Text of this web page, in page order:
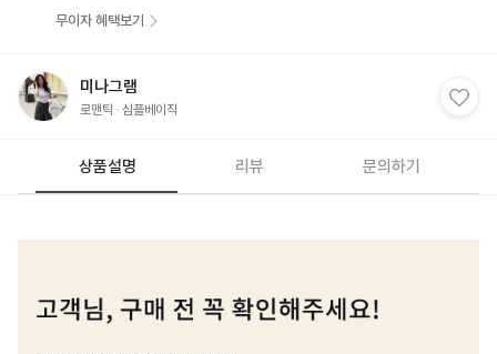
무이자 혜택보기
미나그램
로맨틱 심플베이직
상품설명 리뷰 문의하기